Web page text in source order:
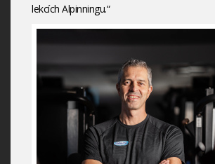
lekcích Alpinningu.“